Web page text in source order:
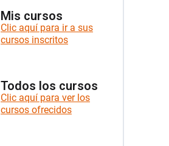
Mis cursos
Clic aquí para ir a sus
cursos inscritos
Todos los cursos
Clic aquí para ver los
cursos ofrecidos